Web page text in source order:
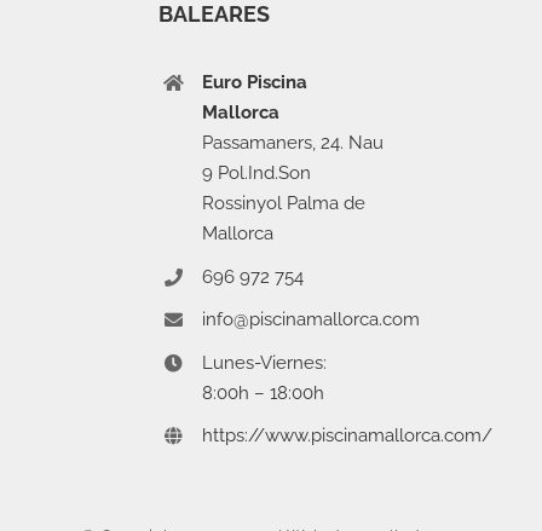
BALEARES
Euro Piscina
Mallorca
Passamaners, 24. Nau
9 Pol.Ind.Son
Rossinyol Palma de
Mallorca
696 972 754
info@piscinamallorca.com
Lunes-Viernes:
8:00h – 18:00h
https://www.piscinamallorca.com/